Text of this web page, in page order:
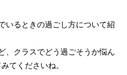
いるときの過ごし方について紹
、クラスでどう過ごそうか悩ん
てくださいね。